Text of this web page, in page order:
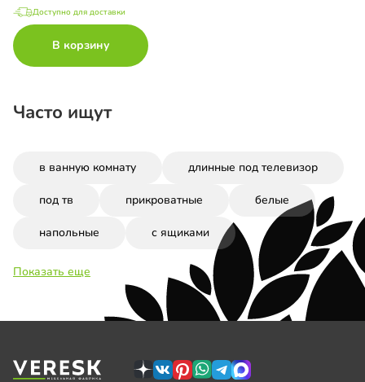
Доступно для доставки
В корзину
Часто ищут
в ванную комнату длинные под телевизор
под тв прикроватные белые
напольные с ящиками
Показать еще